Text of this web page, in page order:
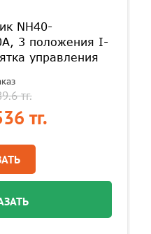
NH40-
3 положения I-
управления
тг.
тг.